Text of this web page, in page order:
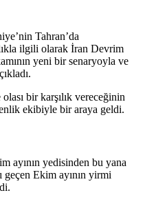
Tahran’da
ilgili olarak İran Devrim
yeni bir senaryoyla ve
bir karşılık vereceğinin
ekibiyle bir araya geldi.
ayının yedisinden bu yana
geçen Ekim ayının yirmi